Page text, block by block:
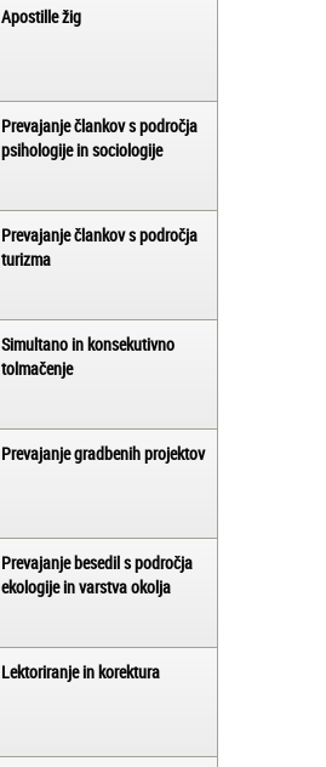
Apostille žig
Prevajanje člankov s področja
psihologije in sociologije
Prevajanje člankov s področja
turizma
Simultano in konsekutivno
tolmačenje
Prevajanje gradbenih projektov
Prevajanje besedil s področja
ekologije in varstva okolja
Lektoriranje in korektura